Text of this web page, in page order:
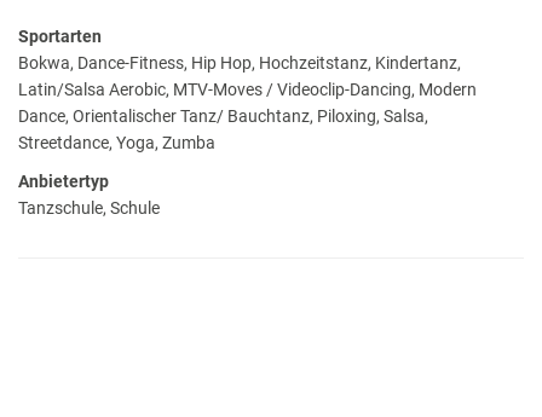
Sportarten
Bokwa, Dance-Fitness, Hip Hop, Hochzeitstanz, Kindertanz,
Latin/Salsa Aerobic, MTV-Moves / Videoclip-Dancing, Modern
Dance, Orientalischer Tanz/ Bauchtanz, Piloxing, Salsa,
Streetdance, Yoga, Zumba
Anbietertyp
Tanzschule, Schule